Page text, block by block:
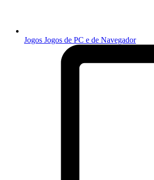
Jogos Jogos de PC e de Navegador